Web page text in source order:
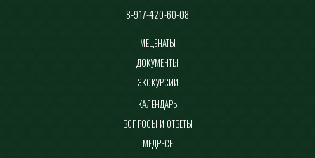
8-917-420-60-08
МЕЦЕНАТЫ
ДОКУМЕНТЫ
ЭКСКУРСИИ
КАЛЕНДАРЬ
ВОПРОСЫ И ОТВЕТЫ
МЕДРЕСЕ